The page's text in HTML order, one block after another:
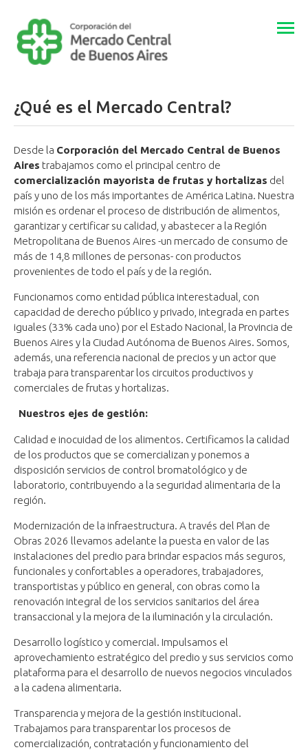
¿Qué es el Mercado Central?
Desde la Corporación del Mercado Central de Buenos
Aires trabajamos como el principal centro de
comercialización mayorista de frutas y hortalizas del
país y uno de los más importantes de América Latina. Nuestra
misión es ordenar el proceso de distribución de alimentos,
garantizar y certificar su calidad, y abastecer a la Región
Metropolitana de Buenos Aires -un mercado de consumo de
más de 14,8 millones de personas- con productos
provenientes de todo el país y de la región.
Funcionamos como entidad pública interestadual, con
capacidad de derecho público y privado, integrada en partes
iguales (33% cada uno) por el Estado Nacional, la Provincia de
Buenos Aires y la Ciudad Autónoma de Buenos Aires. Somos,
además, una referencia nacional de precios y un actor que
trabaja para transparentar los circuitos productivos y
comerciales de frutas y hortalizas.
Nuestros ejes de gestión:
Calidad e inocuidad de los alimentos. Certificamos la calidad
de los productos que se comercializan y ponemos a
disposición servicios de control bromatológico y de
laboratorio, contribuyendo a la seguridad alimentaria de la
región.
Modernización de la infraestructura. A través del Plan de
Obras 2026 llevamos adelante la puesta en valor de las
instalaciones del predio para brindar espacios más seguros,
funcionales y confortables a operadores, trabajadores,
transportistas y público en general, con obras como la
renovación integral de los servicios sanitarios del área
transaccional y la mejora de la iluminación y la circulación.
Desarrollo logístico y comercial. Impulsamos el
aprovechamiento estratégico del predio y sus servicios como
plataforma para el desarrollo de nuevos negocios vinculados
a la cadena alimentaria.
Transparencia y mejora de la gestión institucional.
Trabajamos para transparentar los procesos de
comercialización, contratación y funcionamiento del